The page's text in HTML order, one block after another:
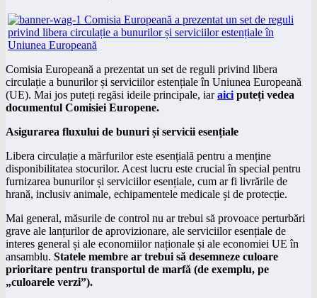
Comisia Europeană a prezentat un set de reguli privind libera
circulație a bunurilor și serviciilor estențiale în Uniunea Europeană
(UE). Mai jos puteți regăsi ideile principale, iaraici puteți vedea
documentul Comisiei Europene.
Asigurarea fluxului de bunuri și servicii esențiale
Libera circulație a mărfurilor este esențială pentru a menține
disponibilitatea stocurilor. Acest lucru este crucial în special pentru
furnizarea bunurilor și serviciilor esențiale, cum ar fi livrările de
hrană, inclusiv animale, echipamentele medicale și de protecție.
Mai general, măsurile de control nu ar trebui să provoace perturbări
grave ale lanțurilor de aprovizionare, ale serviciilor esențiale de
interes general și ale economiilor naționale și ale economiei UE în
ansamblu. Statele membre ar trebui să desemneze culoare
prioritare pentru transportul de marfă (de exemplu, pe
„culoarele verzi”).